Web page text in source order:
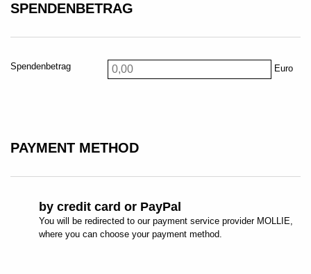
SPENDENBETRAG
Spendenbetrag Euro
PAYMENT METHOD
by credit card or PayPal
You will be redirected to our payment service provider MOLLIE,
where you can choose your payment method.